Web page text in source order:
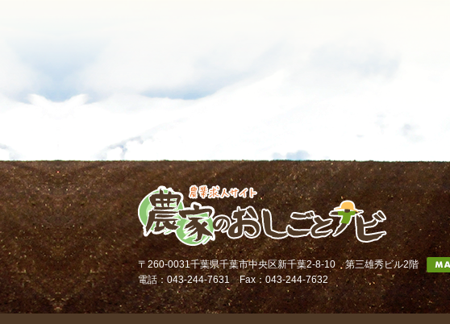
〒260-0031千葉県千葉市中央区新千葉2-8-10 第三雄秀ビル2階
電話：043-244-7631 Fax：043-244-7632